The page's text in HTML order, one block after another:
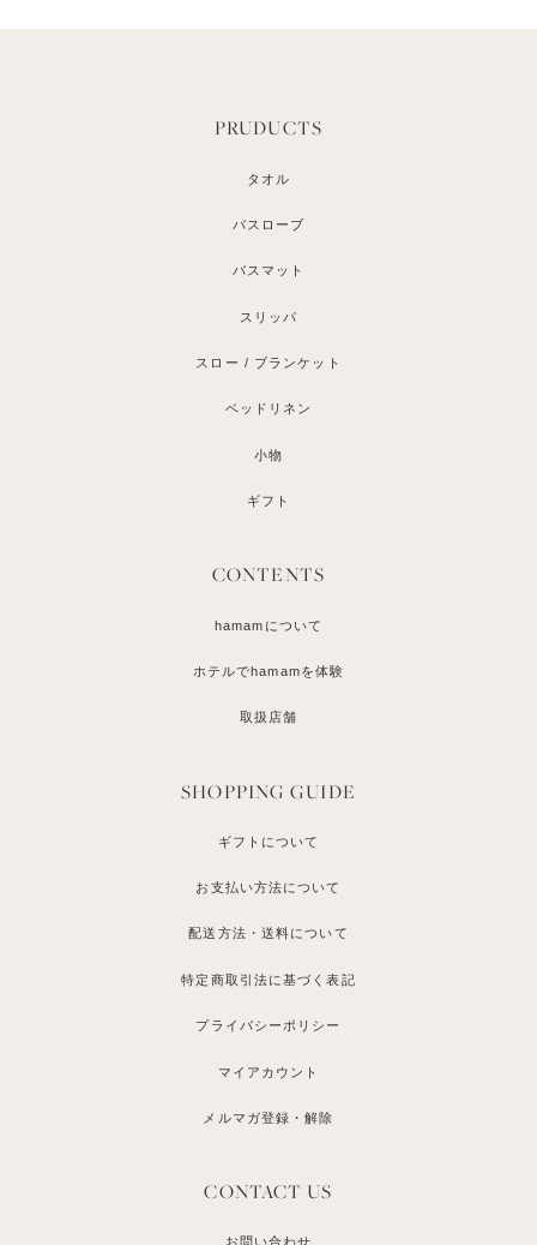
PRUDUCTS
タオル
バスローブ
バスマット
スリッパ
スロー / ブランケット
ベッドリネン
小物
ギフト
CONTENTS
hamamについて
ホテルでhamamを体験
取扱店舗
SHOPPING GUIDE
ギフトについて
お支払い方法について
配送方法・送料について
特定商取引法に基づく表記
プライバシーポリシー
マイアカウント
メルマガ登録・解除
CONTACT US
お問い合わせ